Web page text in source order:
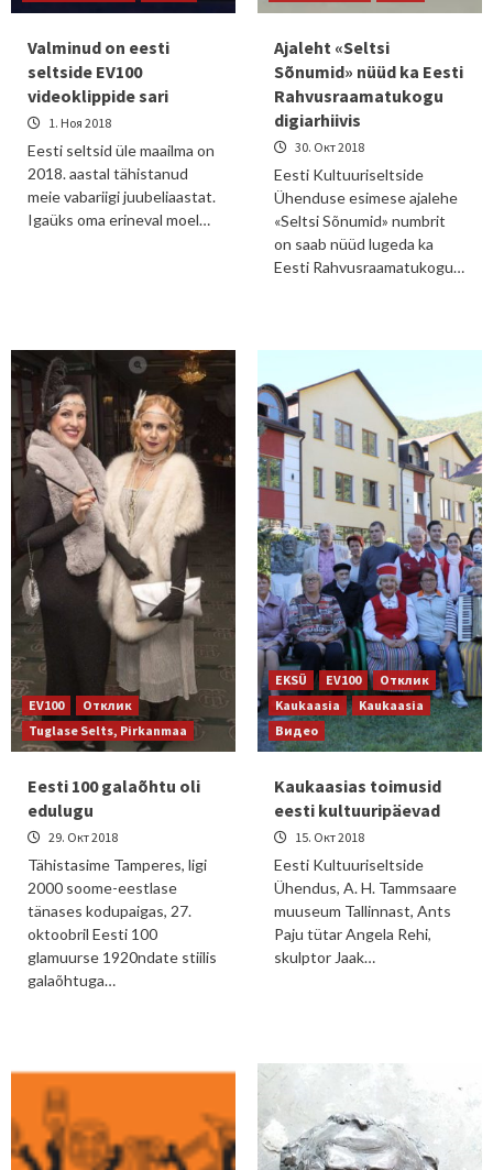
Valminud on eesti
seltside EV100
videoklippide sari
1. Ноя 2018
Eesti seltsid üle maailma on
2018. aastal tähistanud
meie vabariigi juubeliaastat.
Igaüks oma erineval moel…
Ajaleht «Seltsi
Sõnumid» nüüd ka Eesti
Rahvusraamatukogu
digiarhiivis
30. Окт 2018
Eesti Kultuuriseltside
Ühenduse esimese ajalehe
«Seltsi Sõnumid» numbrit
on saab nüüd lugeda ka
Eesti Rahvusraamatukogu…
EV100
Отклик
Tuglase Selts, Pirkanmaa
Eesti 100 galaõhtu oli
edulugu
29. Окт 2018
Tähistasime Tamperes, ligi
2000 soome-eestlase
tänases kodupaigas, 27.
oktoobril Eesti 100
glamuurse 1920ndate stiilis
galaõhtuga…
EKSÜ EV100
Отклик
Kaukaasia
Kaukaasia
Видео
Kaukaasias toimusid
eesti kultuuripäevad
15. Окт 2018
Eesti Kultuuriseltside
Ühendus, A. H. Tammsaare
muuseum Tallinnast, Ants
Paju tütar Angela Rehi,
skulptor Jaak…